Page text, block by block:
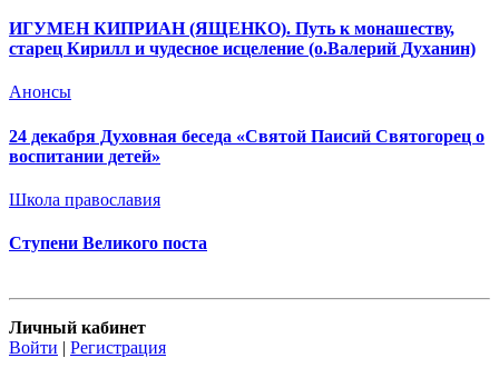
ИГУМЕН КИПРИАН (ЯЩЕНКО). Путь к монашеству,
старец Кирилл и чудесное исцеление (о.Валерий Духанин)
Анонсы
24 декабря Духовная беседа «Святой Паисий Святогорец о
воспитании детей»
Школа православия
Ступени Великого поста
Личный кабинет
Войти | Регистрация